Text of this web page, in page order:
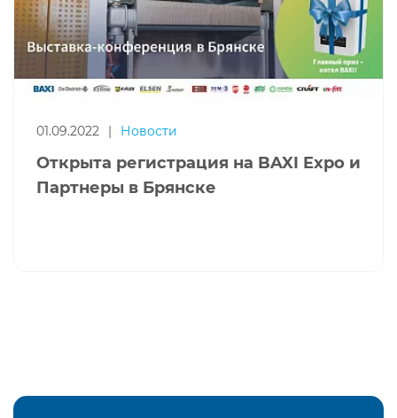
01.09.2022 | Новости
Открыта регистрация на BAXI Expo и
Партнеры в Брянске